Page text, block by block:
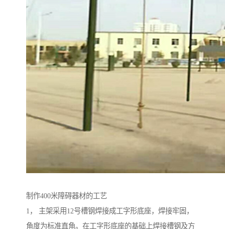
制作400米障碍器材的工艺
1， 主架采用12号槽钢焊接成工字形底座，焊接牢固，
角度为标准直角。在工字形底座的基础上焊接槽钢及方